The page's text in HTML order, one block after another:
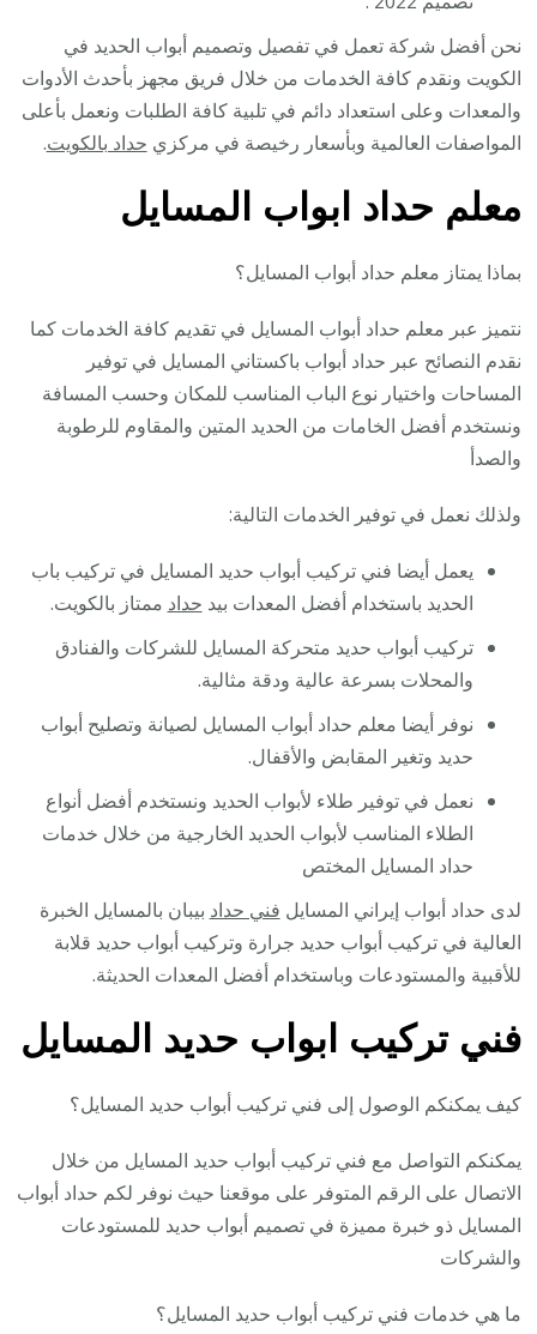
نحن أفضل شركة تعمل في تفصيل وتصميم أبواب الحديد في
الكويت ونقدم كافة الخدمات من خلال فريق مجهز بأحدث الأدوات
والمعدات وعلى استعداد دائم في تلبية كافة الطلبات ونعمل بأعلى
المواصفات العالمية وبأسعار رخيصة في مركزي حداد بالكويت.
معلم حداد ابواب المسايل
بماذا يمتاز معلم حداد أبواب المسايل؟
نتميز عبر معلم حداد أبواب المسايل في تقديم كافة الخدمات كما
نقدم النصائح عبر حداد أبواب باكستاني المسايل في توفير
المساحات واختيار نوع الباب المناسب للمكان وحسب المسافة
ونستخدم أفضل الخامات من الحديد المتين والمقاوم للرطوبة
والصدأ
ولذلك نعمل في توفير الخدمات التالية:
يعمل أيضا فني تركيب أبواب حديد المسايل في تركيب باب
الحديد باستخدام أفضل المعدات بيد حداد ممتاز بالكويت.
تركيب أبواب حديد متحركة المسايل للشركات والفنادق
والمحلات بسرعة عالية ودقة مثالية.
نوفر أيضا معلم حداد أبواب المسايل لصيانة وتصليح أبواب
حديد وتغير المقابض والأقفال.
نعمل في توفير طلاء لأبواب الحديد ونستخدم أفضل أنواع
الطلاء المناسب لأبواب الحديد الخارجية من خلال خدمات
حداد المسايل المختص
لدى حداد أبواب إيراني المسايل فني حداد بيبان بالمسايل الخبرة
العالية في تركيب أبواب حديد جرارة وتركيب أبواب حديد قلابة
للأقبية والمستودعات وباستخدام أفضل المعدات الحديثة.
فني تركيب ابواب حديد المسايل
كيف يمكنكم الوصول إلى فني تركيب أبواب حديد المسايل؟
يمكنكم التواصل مع فني تركيب أبواب حديد المسايل من خلال
الاتصال على الرقم المتوفر على موقعنا حيث نوفر لكم حداد أبواب
المسايل ذو خبرة مميزة في تصميم أبواب حديد للمستودعات
والشركات
ما هي خدمات فني تركيب أبواب حديد المسايل؟